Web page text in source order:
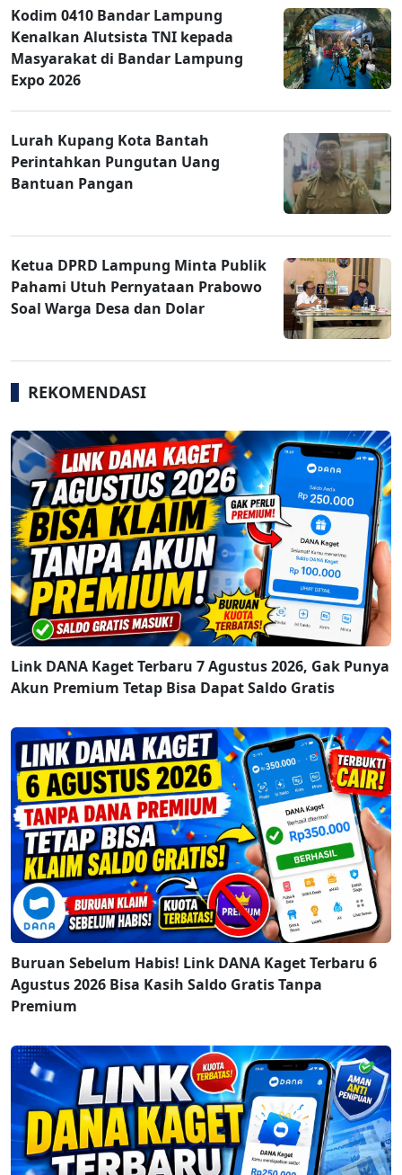
Kodim 0410 Bandar Lampung
Kenalkan Alutsista TNI kepada
Masyarakat di Bandar Lampung
Expo 2026
Lurah Kupang Kota Bantah
Perintahkan Pungutan Uang
Bantuan Pangan
Ketua DPRD Lampung Minta Publik
Pahami Utuh Pernyataan Prabowo
Soal Warga Desa dan Dolar
REKOMENDASI
Link DANA Kaget Terbaru 7 Agustus 2026, Gak Punya
Akun Premium Tetap Bisa Dapat Saldo Gratis
Buruan Sebelum Habis! Link DANA Kaget Terbaru 6
Agustus 2026 Bisa Kasih Saldo Gratis Tanpa
Premium